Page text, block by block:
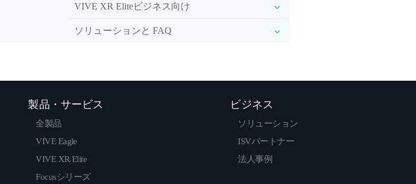
VIVE XR Eliteビジネス向け
ソリューションと FAQ
製品・サービス
全製品
VIVE Eagle
VIVE XR Elite
Focusシリーズ
ビジネス
ソリューション
ISVパートナー
法人事例